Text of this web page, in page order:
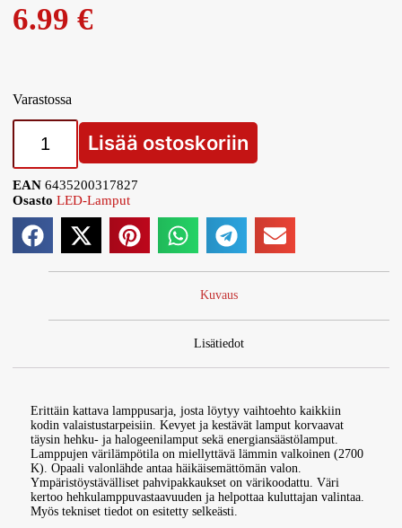
6.99€
Varastossa
Lisää ostoskoriin
EAN6435200317827
Osasto LED-Lamput
Kuvaus
Lisätiedot
Erittäin kattava lamppusarja, josta löytyy vaihtoehto kaikkiin
kodin valaistustarpeisiin. Kevyet ja kestävät lamput korvaavat
täysin hehku- ja halogeenilamput sekä energiansäästölamput.
Lamppujen värilämpötila on miellyttävä lämmin valkoinen (2700
K). Opaali valonlähde antaa häikäisemättömän valon.
Ympäristöystävälliset pahvipakkaukset on värikoodattu. Väri
kertoo hehkulamppuvastaavuuden ja helpottaa kuluttajan valintaa.
Myös tekniset tiedot on esitetty selkeästi.